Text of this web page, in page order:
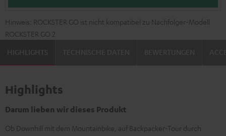
Hinweis: ROCKSTER GO ist nicht kompatibel zu Nachfolger-Modell
ROCKSTER GO 2
HIGHLIGHTS
Highlights
Darum lieben wir dieses Produkt
Ob Downhill mit dem Mountainbike, auf Backpacker-Tour durch